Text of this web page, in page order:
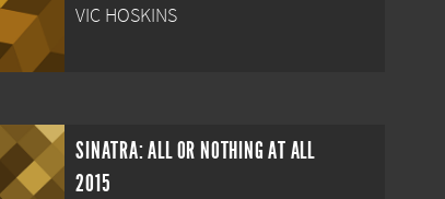
VIC HOSKINS
SINATRA: ALL OR NOTHING AT ALL
2015